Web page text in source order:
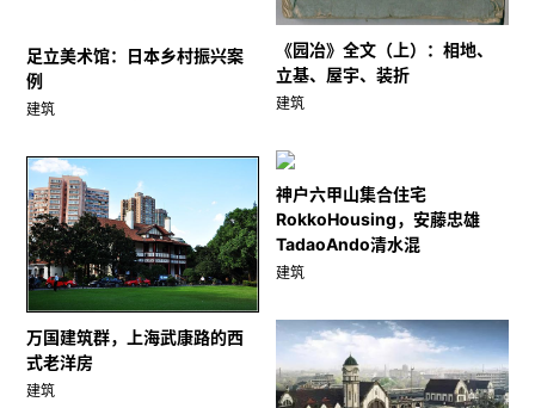
《园冶》全文（上）：相地、
立基、屋宇、装折
建筑
足立美术馆：日本乡村振兴案
例
建筑
神户六甲山集合住宅
RokkoHousing，安藤忠雄
TadaoAndo清水混
建筑
万国建筑群，上海武康路的西
式老洋房
建筑